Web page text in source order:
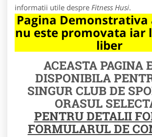
informatii utile despre Fitness Husi.
Pagina Demonstrativa
nu este promovata iar
liber
ACEASTA PAGINA
DISPONIBILA
SINGUR CLUB DE
ORASUL
PENTRU DETALII
FORMULARUL DE